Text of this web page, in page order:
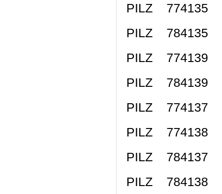
PILZ 774135
PILZ 784135
PILZ 774139
PILZ 784139
PILZ 774137
PILZ 774138
PILZ 784137
PILZ 784138